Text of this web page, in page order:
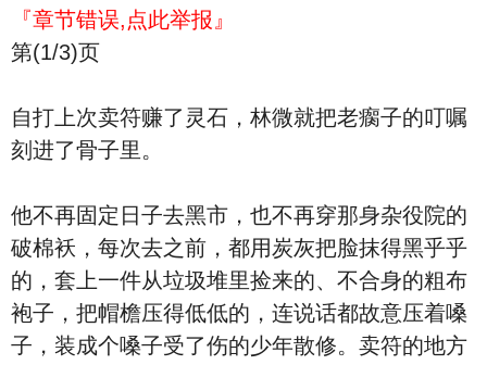
『章节错误,点此举报』
第(1/3)页
自打上次卖符赚了灵石，林微就把老瘸子的叮嘱
刻进了骨子里。
他不再固定日子去黑市，也不再穿那身杂役院的
破棉袄，每次去之前，都用炭灰把脸抹得黑乎乎
的，套上一件从垃圾堆里捡来的、不合身的粗布
袍子，把帽檐压得低低的，连说话都故意压着嗓
子，装成个嗓子受了伤的少年散修。卖符的地方